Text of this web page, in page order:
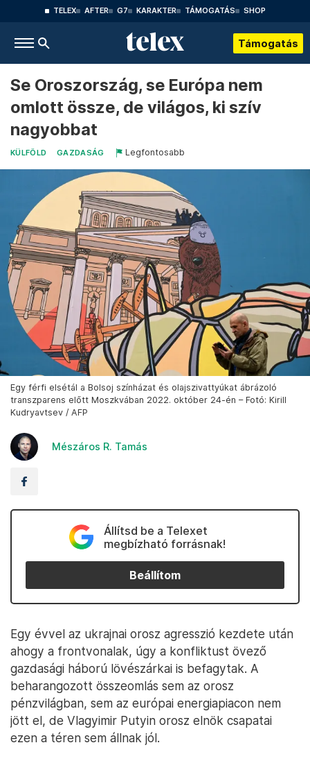
TELEX AFTER G7 KARAKTER TÁMOGATÁS SHOP
Támogatás
Se Oroszország, se Európa nem
omlott össze, de világos, ki szív
nagyobbat
KÜLFÖLD GAZDASÁG Legfontosabb
Egy férfi elsétál a Bolsoj színházat és olajszivattyúkat ábrázoló
transzparens előtt Moszkvában 2022. október 24-én – Fotó: Kirill
Kudryavtsev / AFP
Mészáros R. Tamás
Állítsd be a Telexet
megbízható forrásnak!
Beállítom
Egy évvel az ukrajnai orosz agresszió kezdete után
ahogy a frontvonalak, úgy a konfliktust övező
gazdasági háború lövészárkai is befagytak. A
beharangozott összeomlás sem az orosz
pénzvilágban, sem az európai energiapiacon nem
jött el, de Vlagyimir Putyin orosz elnök csapatai
ezen a téren sem állnak jól.